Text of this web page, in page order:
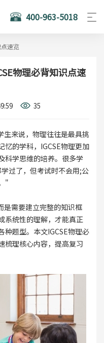
400-963-5018
速览
物理必背知识点速
35
生来说，物理往往是最具挑
忆的学科，IGCSE物理更加
科学思维的培养。很多学
过了，但考试时不会用;公
"
是需要建立完整的知识框
系统性的理解，才能真正
种题型。本文IGCSE物理必
梳理核心内容，提高复习